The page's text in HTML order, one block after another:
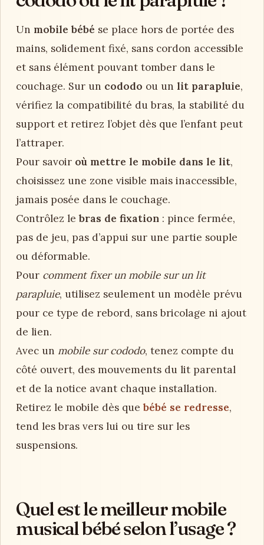
Un mobile bébé se place hors de portée des
mains, solidement fixé, sans cordon accessible
et sans élément pouvant tomber dans le
couchage. Sur un cododo ou un lit parapluie,
vérifiez la compatibilité du bras, la stabilité du
support et retirez l’objet dès que l’enfant peut
l’attraper.
Pour savoir où mettre le mobile dans le lit,
choisissez une zone visible mais inaccessible,
jamais posée dans le couchage.
Contrôlez lebras de fixation : pince fermée,
pas de jeu, pas d’appui sur une partie souple
ou déformable.
Pour comment fixer un mobile sur un lit
parapluie, utilisez seulement un modèle prévu
pour ce type de rebord, sans bricolage ni ajout
de lien.
Avec un mobile sur cododo, tenez compte du
côté ouvert, des mouvements du lit parental
et de la notice avant chaque installation.
Retirez le mobile dès quebébé se redresse,
tend les bras vers lui ou tire sur les
suspensions.
Quel est le meilleur mobile
musical bébé selon l’usage ?